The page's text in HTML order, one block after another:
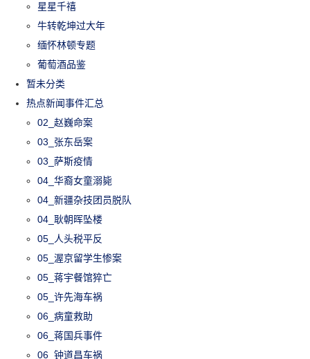
星星千禧
牛转乾坤过大年
缅怀林顿专题
葡萄酒品鉴
暂未分类
热点新闻事件汇总
02_赵巍命案
03_张东岳案
03_萨斯疫情
04_华裔女童溺毙
04_新疆杂技团员脱队
04_耿朝晖坠楼
05_人头税平反
05_渥京留学生惨案
05_蒋宇餐馆猝亡
05_许先海车祸
06_病童救助
06_蒋国兵事件
06_钟道昌车祸